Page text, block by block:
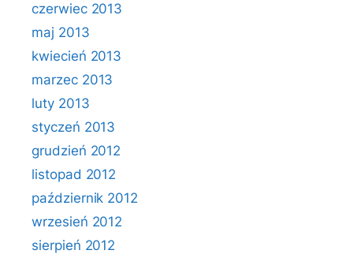
czerwiec 2013
maj 2013
kwiecień 2013
marzec 2013
luty 2013
styczeń 2013
grudzień 2012
listopad 2012
październik 2012
wrzesień 2012
sierpień 2012